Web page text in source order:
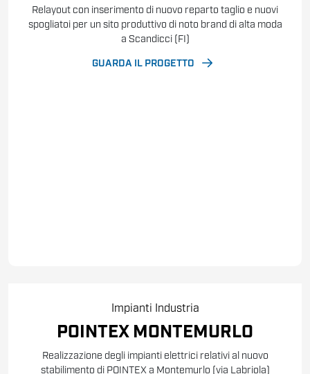
Relayout con inserimento di nuovo reparto taglio e nuovi
spogliatoi per un sito produttivo di noto brand di alta moda
a Scandicci (FI)
GUARDA IL PROGETTO
Impianti Industria
POINTEX MONTEMURLO
Realizzazione degli impianti elettrici relativi al nuovo
stabilimento di POINTEX a Montemurlo (via Labriola)